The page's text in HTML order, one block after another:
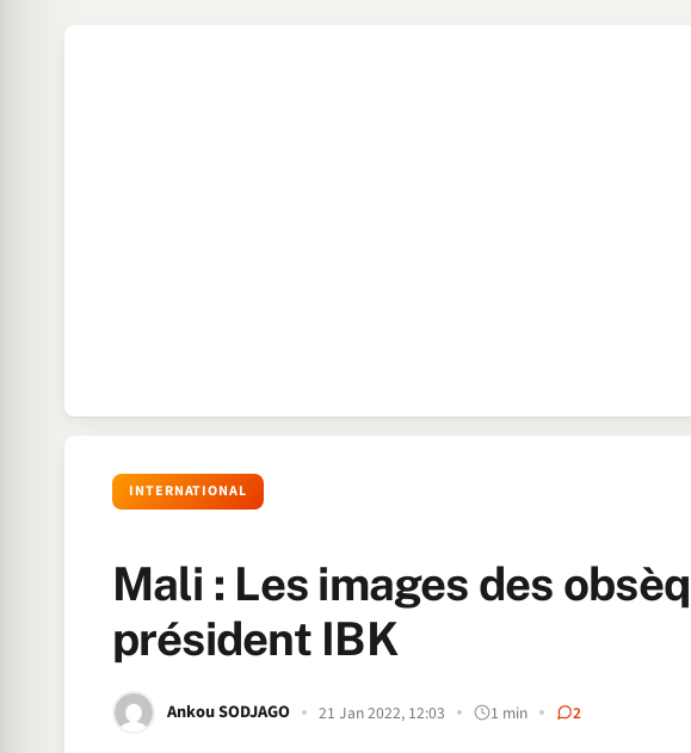
INTERNATIONAL
Mali : Les images des
président IBK
Ankou SODJAGO 21 Jan 2022, 12:03 1 min 2